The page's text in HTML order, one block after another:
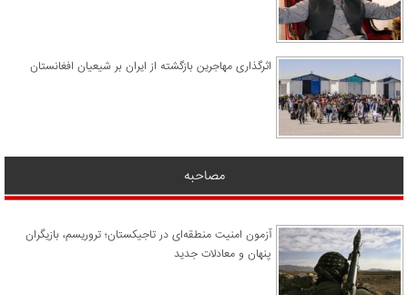
اثرگذاری مهاجرین بازگشته از ایران بر شیعیان افغانستان
مصاحبه
آزمون امنیت منطقه‌ای در تاجیکستان؛ تروریسم، بازیگران
پنهان و معادلات جدید